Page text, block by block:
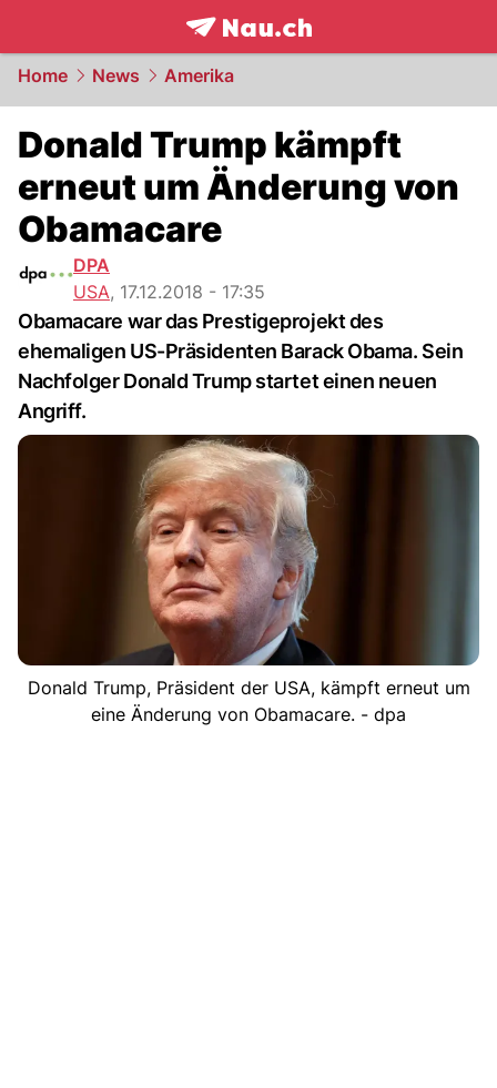
frontpage.NAU.ch
Home News Amerika
Donald Trump kämpft
erneut um Änderung von
Obamacare
DPA
USA, 17.12.2018 - 17:35
Obamacare war das Prestigeprojekt des
ehemaligen US-Präsidenten Barack Obama. Sein
Nachfolger Donald Trump startet einen neuen
Angriff.
Donald Trump, Präsident der USA, kämpft erneut um
eine Änderung von Obamacare. - dpa